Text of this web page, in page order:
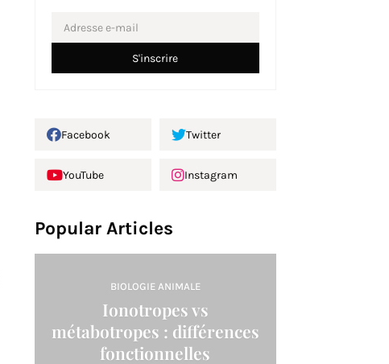
Facebook Twitter
YouTube Instagram
Popular Articles
BIOLOGIE ANIMALE
Ionotropes vs
métabotropes : différences
fonctionnelles